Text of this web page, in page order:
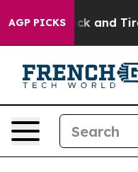
AGP PICKS
Sick and Tired of